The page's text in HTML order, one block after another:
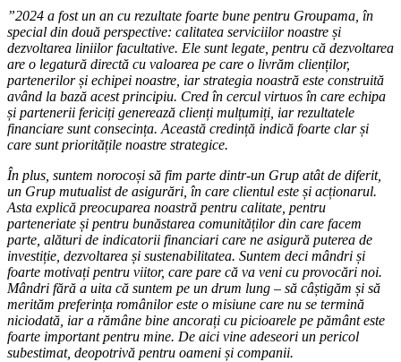
”2024 a fost un an cu rezultate foarte bune pentru Groupama, în
special din două perspective: calitatea serviciilor noastre și
dezvoltarea liniilor facultative. Ele sunt legate, pentru că dezvoltarea
are o legatură directă cu valoarea pe care o livrăm clienților,
partenerilor și echipei noastre, iar strategia noastră este construită
având la bază acest principiu. Cred în cercul virtuos în care echipa
și partenerii fericiți generează clienți mulțumiți, iar rezultatele
financiare sunt consecința. Această credință indică foarte clar și
care sunt prioritățile noastre strategice.
În plus, suntem norocoși să fim parte dintr-un Grup atât de diferit,
un Grup mutualist de asigurări, în care clientul este și acționarul.
Asta explică preocuparea noastră pentru calitate, pentru
parteneriate și pentru bunăstarea comunităților din care facem
parte, alături de indicatorii financiari care ne asigură puterea de
investiție , dezvoltarea și sustenabilitatea. Suntem deci mândri și
foarte motivați pentru viitor, care pare că va veni cu provocări noi.
Mândri fără a uita că suntem pe un drum lung – să câștigăm și să
merităm preferința românilor este o misiune care nu se termină
niciodată, iar a rămâne bine ancorați cu picioarele pe pământ este
foarte important pentru mine. De aici vine adeseori un pericol
subestimat, deopotrivă pentru oameni și companii.